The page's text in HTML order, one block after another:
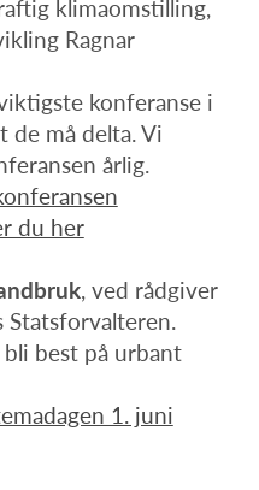
klimaomstilling,
Ragnar
konferanse i
de må delta. Vi
årlig.
du her
, ved rådgiver
Statsforvalteren.
best på urbant
1. juni